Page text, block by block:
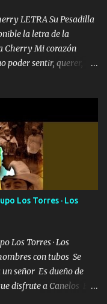
no quieren ve...
LETRA Su Pesadilla
la letra de la
Cherry Mi corazón
poder sentir, querer,
soy su pesadilla, lo sé
de rodillas a otras
Soy yo la mente que
No lo entenderías en
lo tiene Una me está
que vaya a verla y que
que las saque a
más que llenar Se
Los Torres · Los
Los Torres · Los
con tubos Se
señor Es dueño de
disfrute a Canelos Es